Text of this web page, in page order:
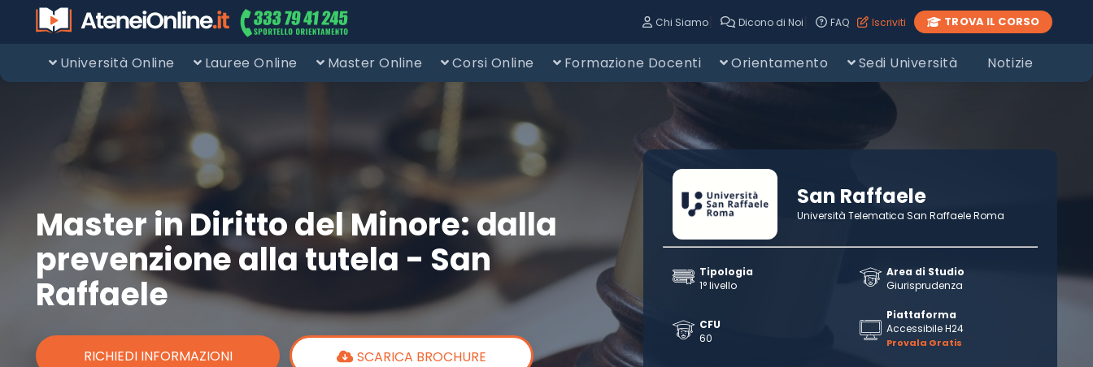
Chi Siamo| Dicono di Noi| FAQ Iscriviti TROVA IL CORSO
Università Online Lauree Online Master Online Corsi Online Formazione Docenti Orientamento Sedi Università Notizie
Master in Diritto del Minore: dalla
prevenzione alla tutela - San
Raffaele
RICHIEDI INFORMAZIONI SCARICA BROCHURE
San Raffaele
Università Telematica San Raffaele Roma
Tipologia
1° livello
Area di Studio
Giurisprudenza
CFU
60
Piattaforma
Accessibile H24
Provala Gratis